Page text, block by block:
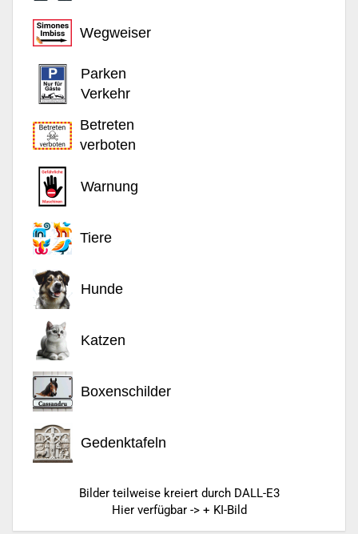
Wegweiser
Parken
Verkehr
Betreten
verboten
Warnung
Tiere
Hunde
Katzen
Boxenschilder
Gedenktafeln
Bilder teilweise kreiert durch DALL-E3
Hier verfügbar -> + KI-Bild